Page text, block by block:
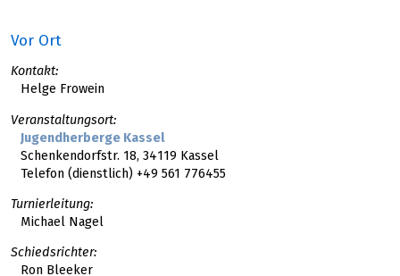
Vor Ort
Kontakt:
Helge Frowein
Veranstaltungsort:
Jugendherberge Kassel
Schenkendorfstr. 18, 34119 Kassel
Telefon (dienstlich) +49 561 776455
Turnierleitung:
Michael Nagel
Schiedsrichter:
Ron Bleeker